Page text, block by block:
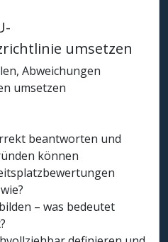
umsetzen
Abweichungen
umsetzen
beantworten und
können
– was bedeutet